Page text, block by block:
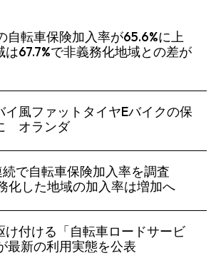
自転車保険加入率が65.6%に上
67.7%で非義務化地域との差が
イ風ファットタイヤEバイクの保
オランダ
で自転車保険加入率を調査
化した地域の加入率は増加へ
け付ける「自転車ロードサービ
新の利用実態を公表